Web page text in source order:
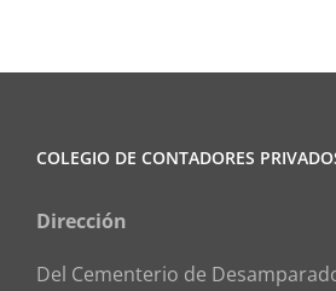
COLEGIO DE CONTADORES
Dirección
Del Cementerio de